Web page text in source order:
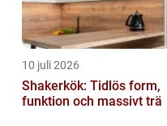
10 juli 2026
Shakerkök: Tidlös form,
funktion och massivt trä